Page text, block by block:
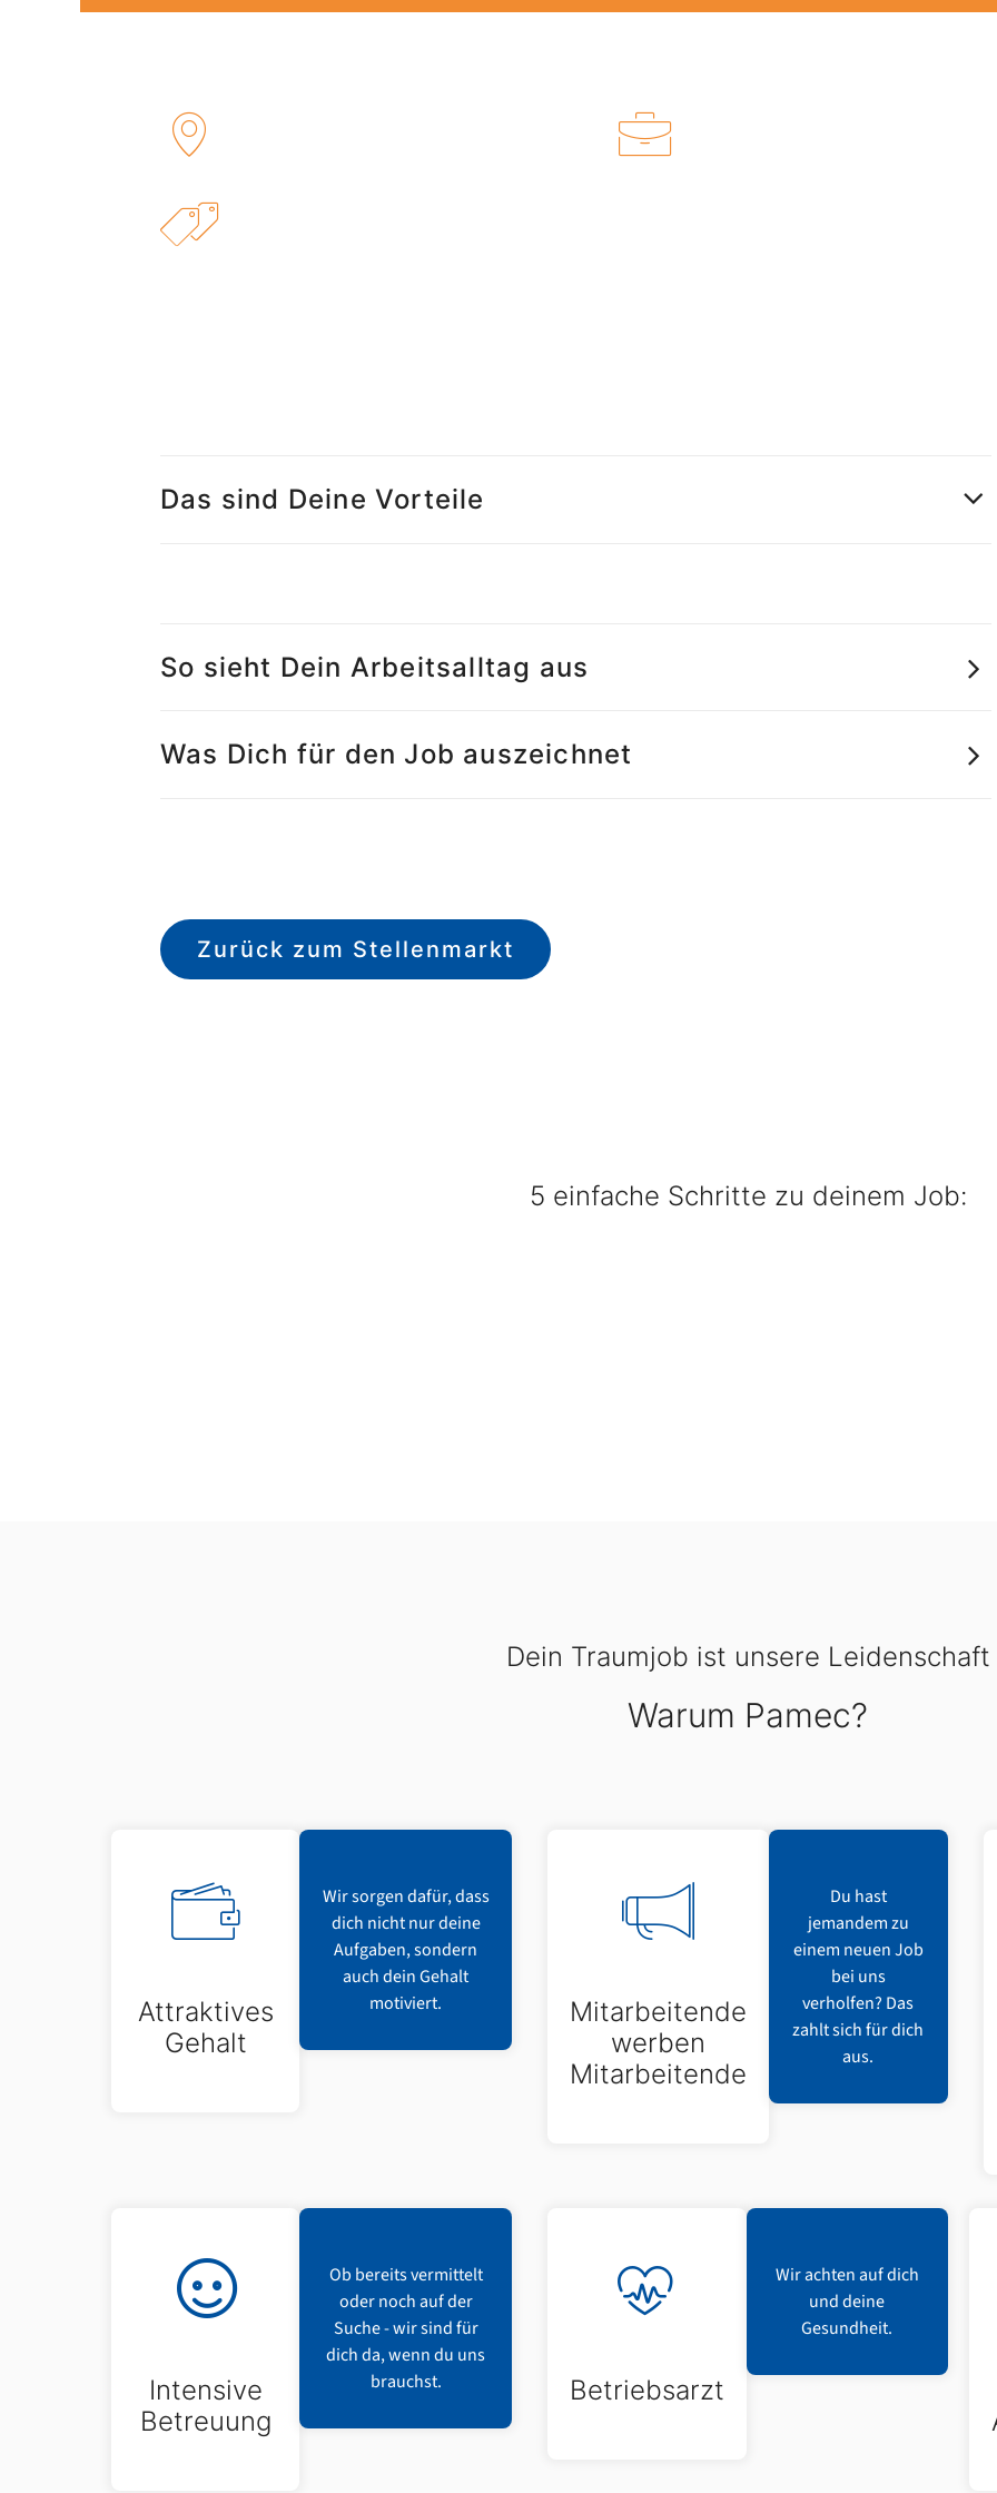
Das sind Deine Vorteile
So sieht Dein Arbeitsalltag aus
Was Dich für den Job auszeichnet
Zurück zum Stellenmarkt
5 einfache Schritte zu deinem Job:
Dein Traumjob ist unsere Leidenschaft
Warum Pamec?
Attraktives
Gehalt
Wir sorgen dafür, dass
dich nicht nur deine
Aufgaben, sondern
auch dein Gehalt
motiviert.
Mitarbeitende
werben
Mitarbeitende
Du hast
jemandem zu
einem neuen Job
bei uns
verholfen? Das
zahlt sich für dich
aus.
Intensive
Betreuung
Ob bereits vermittelt
oder noch auf der
Suche - wir sind für
dich da, wenn du uns
brauchst.
Betriebsarzt
Wir achten auf dich
und deine
Gesundheit.